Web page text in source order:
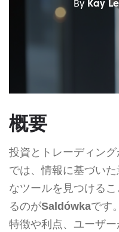
By Kay
概要
投資とトレーディン
では、情報に基づい
なツールを見つける
るのがSaldówkaです
特徴や利点、ユーザ